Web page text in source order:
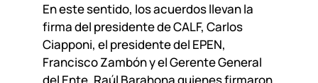
En este sentido, los acuerdos llevan la
firma del presidente de CALF, Carlos
Ciapponi, el presidente del EPEN,
Francisco Zambón y el Gerente General